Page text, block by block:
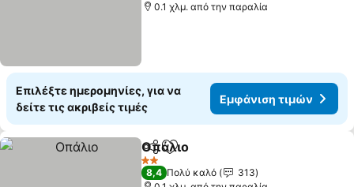
0.1 χλμ. από την παραλία
Επιλέξτε ημερομηνίες, για να
δείτε τις ακριβείς τιμές
Εμφάνιση τιμών
Κοινοποίηση
Προσθήκη στα αγαπημένα
Οπάλιο
2 Αστέρια
8,4 Πολύ καλό
313